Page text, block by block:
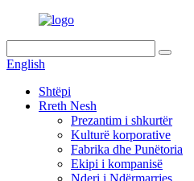
English
Shtëpi
Rreth Nesh
Prezantim i shkurtër
Kulturë korporative
Fabrika dhe Punëtoria
Ekipi i kompanisë
Nderi i Ndërmarrjes